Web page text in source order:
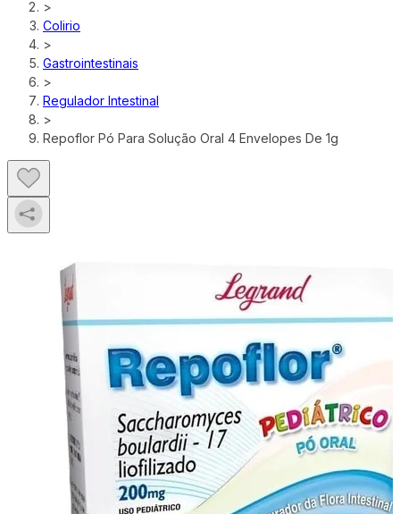
>
Colirio
>
Gastrointestinais
>
Regulador Intestinal
>
Repoflor Pó Para Solução Oral 4 Envelopes De 1g